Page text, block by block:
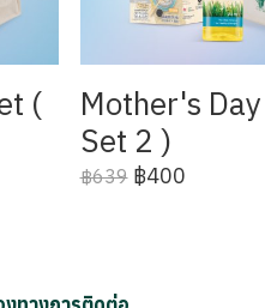
(
Mother's
Set 2 )
฿639 ฿400